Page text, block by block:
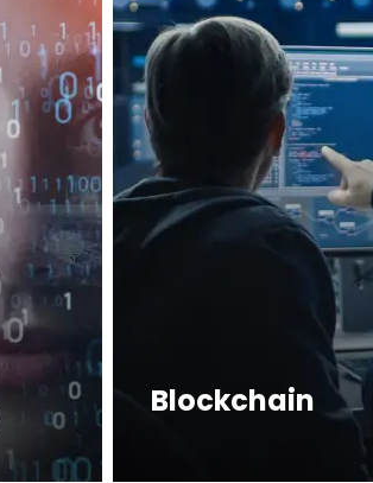
Blockchain